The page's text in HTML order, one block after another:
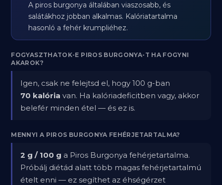
A piros burgonya általában viaszosabb, és
salátákhoz jobban alkalmas. Kalóriatartalma
hasonló a fehér krumpliéhez.
FOGYASZTHATOK-E PIROS BURGONYA-T HA FOGYNI
AKAROK?
Igen, csak ne felejtsd el, hogy 100 g-ban
70 kalória van. Ha kalóriadeficitben vagy, akkor
belefér minden étel — és ez is.
MENNYI A PIROS BURGONYA FEHÉRJETARTALMA?
2 g / 100 g a Piros Burgonya fehérjetartalma.
Próbálj diétád alatt több magas fehérjetartalmú
ételt enni — ez segíthet az éhségérzet